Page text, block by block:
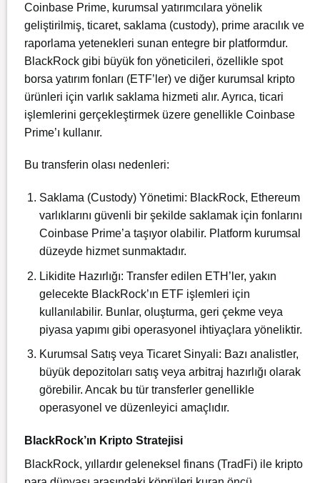
Coinbase Prime, kurumsal yatırımcılara yönelik
geliştirilmiş, ticaret, saklama (custody), prime aracılık ve
raporlama yetenekleri sunan entegre bir platformdur.
BlackRock gibi büyük fon yöneticileri, özellikle spot
borsa yatırım fonları (ETF’ler) ve diğer kurumsal kripto
ürünleri için varlık saklama hizmeti alır. Ayrıca, ticari
işlemlerini gerçekleştirmek üzere genellikle Coinbase
Prime’ı kullanır.
Bu transferin olası nedenleri:
Saklama (Custody) Yönetimi: BlackRock, Ethereum
varlıklarını güvenli bir şekilde saklamak için fonlarını
Coinbase Prime’a taşıyor olabilir. Platform kurumsal
düzeyde hizmet sunmaktadır.
Likidite Hazırlığı: Transfer edilen ETH’ler, yakın
gelecekte BlackRock’ın ETF işlemleri için
kullanılabilir. Bunlar, oluşturma, geri çekme veya
piyasa yapımı gibi operasyonel ihtiyaçlara yöneliktir.
Kurumsal Satış veya Ticaret Sinyali: Bazı analistler,
büyük depozitoları satış veya arbitraj hazırlığı olarak
görebilir. Ancak bu tür transferler genellikle
operasyonel ve düzenleyici amaçlıdır.
BlackRock’ın Kripto Stratejisi
BlackRock, yıllardır geleneksel finans (TradFi) ile kripto